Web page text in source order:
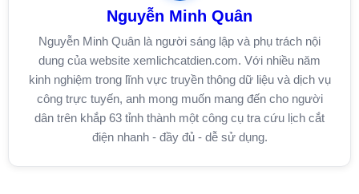
Nguyễn Minh Quân
Nguyễn Minh Quân là người sáng lập và phụ trách nội
dung của website xemlichcatdien.com. Với nhiều năm
kinh nghiệm trong lĩnh vực truyền thông dữ liệu và dịch vụ
công trực tuyến, anh mong muốn mang đến cho người
dân trên khắp 63 tỉnh thành một công cụ tra cứu lịch cắt
điện nhanh - đầy đủ - dễ sử dụng.